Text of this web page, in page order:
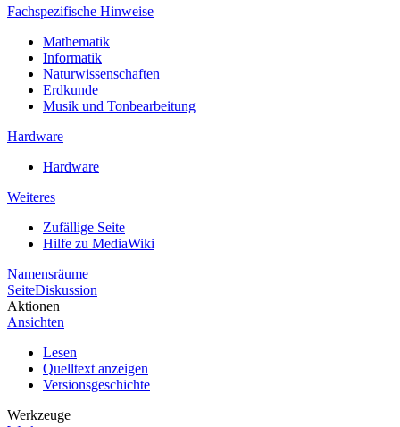
Fachspezifische Hinweise
Mathematik
Informatik
Naturwissenschaften
Erdkunde
Musik und Tonbearbeitung
Hardware
Hardware
Weiteres
Zufällige Seite
Hilfe zu MediaWiki
Namensräume
SeiteDiskussion
Aktionen
Ansichten
Lesen
Quelltext anzeigen
Versionsgeschichte
Werkzeuge